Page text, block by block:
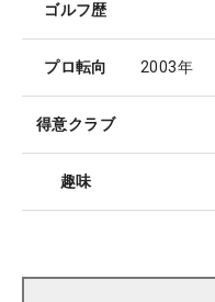
ゴルフ歴
プロ転向 2003年
得意クラブ
趣味